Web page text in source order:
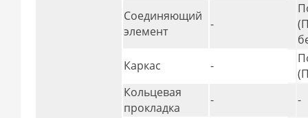
Соединяющий
элемент
-
Каркас
-
Кольцевая
прокладка
- -